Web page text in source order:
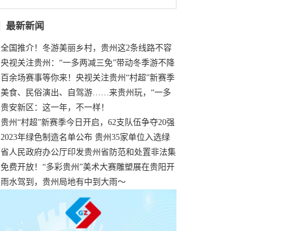
最新新闻
全国推介！冬游美丽乡村，贵州这2条线路不容
错过
央视关注贵州：“一多两减三免”带动冬季游不降
温
百余场赛事等你来！央视关注贵州“村超”新赛季
正式“打响”
美食、民俗演出、自驾游……来贵州玩，“一多
两减三免”！
贵安新区：这一年，不一样！
贵州“村超”新赛季今日开启，62支队伍争夺20强
名额
2023年绿色制造名单公布 贵州35家单位入选绿
色工厂
省人民政府办公厅印发贵州省防范和处置非法集
资工作实施细则
免费开放！“多彩贵州”美术大赛雕塑展在贵阳开
展，持续至1月19日
雨水驾到，贵州局地有中到大雨～